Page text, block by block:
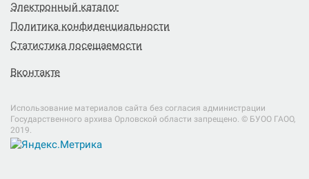
Электронный каталог
Политика конфиденциальности
Статистика посещаемости
Вконтакте
Использование материалов сайта без согласия администрации
Государственного архива Орловской области запрещено. © БУОО ГАОO,
2019.